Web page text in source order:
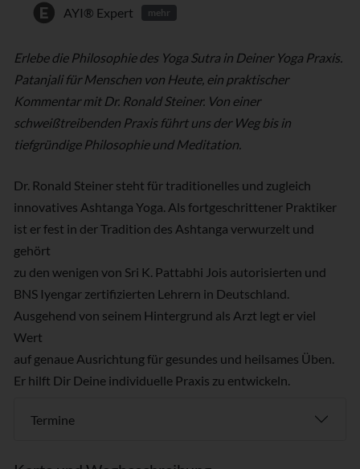
AYI® Expert
mehr
Erlebe die Philosophie des Yoga Sutra in Deiner Yoga Praxis.
Patanjali für Menschen von Heute, ein praktischer
Kommentar mit Dr. Ronald Steiner. Von einer
schweißtreibenden Praxis führt uns der Weg bis in
tiefgründige Philosophie und Meditation.
Dr. Ronald Steiner steht für traditionelles und zugleich
innovatives Ashtanga Yoga. Als fortgeschrittener Praktiker
ist er fest in der Tradition des Ashtanga verwurzelt und
gehört
zu den wenigen von Sri K. Pattabhi Jois autorisierten und
BNS Iyengar zertifizierten Lehrern in Deutschland.
Ausgehend von seinem Hintergrund als Arzt legt er viel
Wert
auf genaue Ausrichtung für gesundes und heilsames Üben.
Er hilft Dir Deine individuelle Praxis zu entwickeln.
Termine